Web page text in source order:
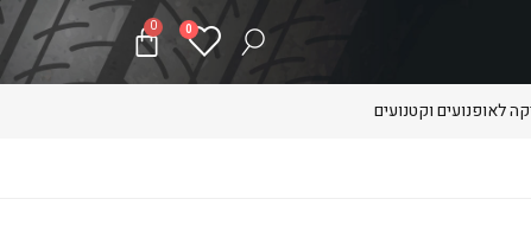
0
0
לאופנועים וקטנועים